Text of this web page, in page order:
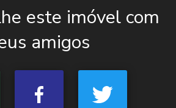
este imóvel com
amigos